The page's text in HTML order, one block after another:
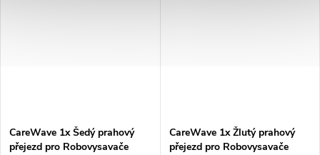
CareWave 1x Šedý prahový
přejezd pro Robovysavače
CareWave 1x Žlutý prahový
přejezd pro Robovysavače